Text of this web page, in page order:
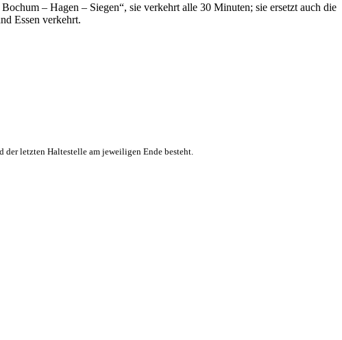
– Hagen – Siegen“, sie verkehrt alle 30 Minuten; sie ersetzt auch die
Essen verkehrt.
letzten Haltestelle am jeweiligen Ende besteht.